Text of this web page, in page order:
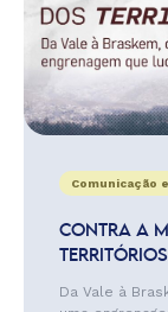
Comunicação
CONTRA A
Da Vale à